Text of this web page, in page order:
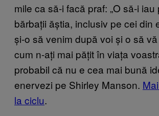
mile ca să-i facă praf: „O să-i iau
bărbații ăștia, inclusiv pe cei din
și-o să venim după voi și o să
cum n-ați mai pățit în viața
probabil că nu e cea mai bună
enervezi pe Shirley Manson.
la ciclu.